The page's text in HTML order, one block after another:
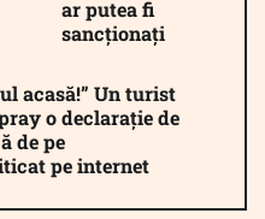
ar putea fi
sancționați
acasă!” Un turist
o declarație de
de pe
pe internet